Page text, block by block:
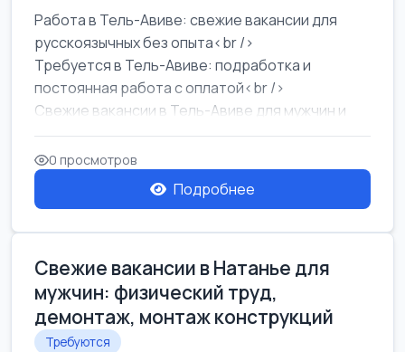
Работа в Тель-Авиве: свежие вакансии для
русскоязычных без опыта<br />
Требуется в Тель-Авиве: подработка и
постоянная работа с оплатой<br />
Свежие вакансии в Тель-Авиве для мужчин и
женщин от хозя...
0 просмотров
Подробнее
Свежие вакансии в Натанье для
мужчин: физический труд,
демонтаж, монтаж конструкций
Требуются